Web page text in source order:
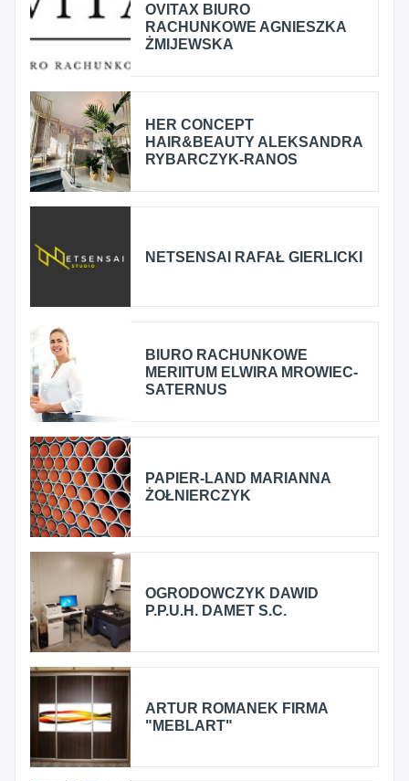
OVITAX BIURO
RACHUNKOWE AGNIESZKA
ŻMIJEWSKA
HER CONCEPT
HAIR&BEAUTY ALEKSANDRA
RYBARCZYK-RANOS
NETSENSAI RAFAŁ GIERLICKI
BIURO RACHUNKOWE
MERIITUM ELWIRA MROWIEC-
SATERNUS
PAPIER-LAND MARIANNA
ŻOŁNIERCZYK
OGRODOWCZYK DAWID
P.P.U.H. DAMET S.C.
ARTUR ROMANEK FIRMA
"MEBLART"